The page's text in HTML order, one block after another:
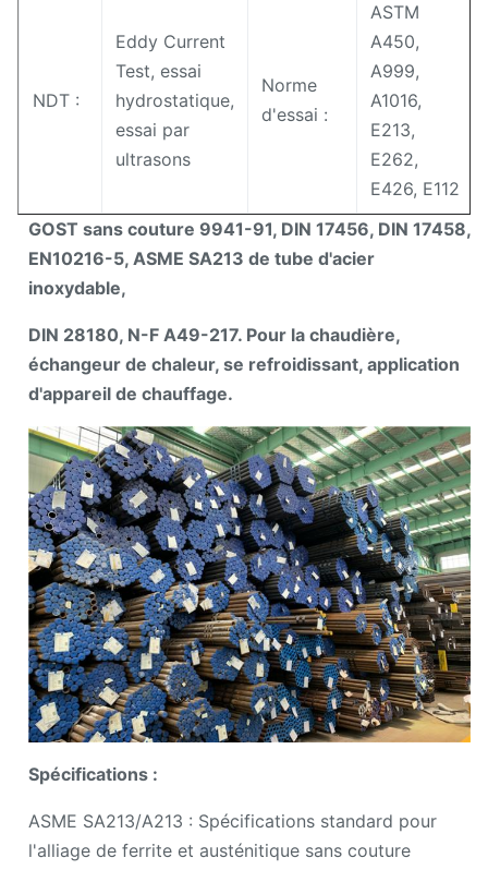
NDT :
Eddy Current
Test, essai
hydrostatique,
essai par
ultrasons
Norme
d'essai :
ASTM
A450,
A999,
A1016,
E213,
E262,
E426, E112
GOST sans couture 9941-91, DIN 17456, DIN 17458,
EN10216-5, ASME SA213 de tube d'acier
inoxydable,
DIN 28180, N-F A49-217. Pour la chaudière,
échangeur de chaleur, se refroidissant, application
d'appareil de chauffage.
Spécifications :
ASME SA213/A213 : Spécifications standard pour
l'alliage de ferrite et austénitique sans couture